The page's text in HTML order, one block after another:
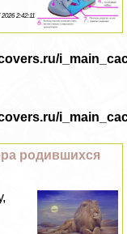
2026 2:42:11
родившихся